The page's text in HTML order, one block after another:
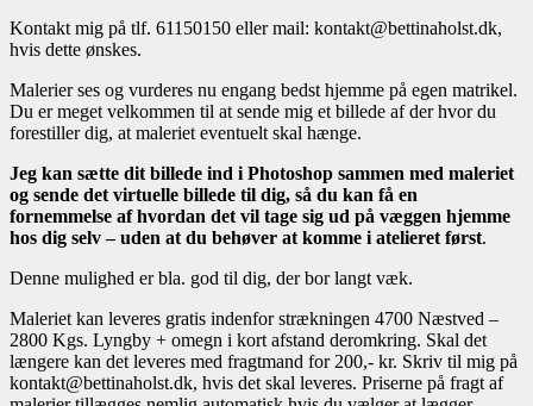
Kontakt mig på tlf. 61150150 eller mail: kontakt@bettinaholst.dk,
hvis dette ønskes.
Malerier ses og vurderes nu engang bedst hjemme på egen matrikel.
Du er meget velkommen til at sende mig et billede af der hvor du
forestiller dig, at maleriet eventuelt skal hænge.
Jeg kan sætte dit billede ind i Photoshop sammen med maleriet
og sende det virtuelle billede til dig, så du kan få en
fornemmelse af hvordan det vil tage sig ud på væggen hjemme
hos dig selv – uden at du behøver at komme i atelieret først.
Denne mulighed er bla. god til dig, der bor langt væk.
Maleriet kan leveres gratis indenfor strækningen 4700 Næstved –
2800 Kgs. Lyngby + omegn i kort afstand deromkring. Skal det
længere kan det leveres med fragtmand for 200,- kr. Skriv til mig på
kontakt@bettinaholst.dk, hvis det skal leveres. Priserne på fragt af